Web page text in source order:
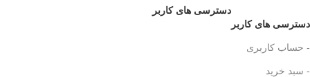
دسترسی های کاربر
دسترسی های کاربر
- حساب کاربری
- سبد خرید